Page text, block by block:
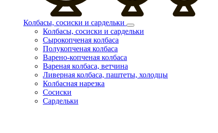
Колбасы, сосиски и сардельки
Колбасы, сосиски и сардельки
Сырокопченая колбаса
Полукопченая колбаса
Варено-копченая колбаса
Вареная колбаса, ветчина
Ливерная колбаса, паштеты, холодцы
Колбасная нарезка
Сосиски
Сардельки